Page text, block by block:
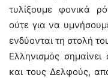
τυλίξουμε φονικά
ούτε για να
ενδύονται τη στολή
Ελληνισμός
και τους Δελφούς,